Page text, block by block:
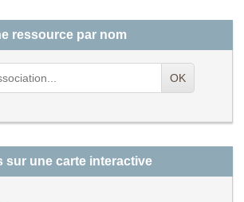
ressource par nom
OK
sur une carte interactive